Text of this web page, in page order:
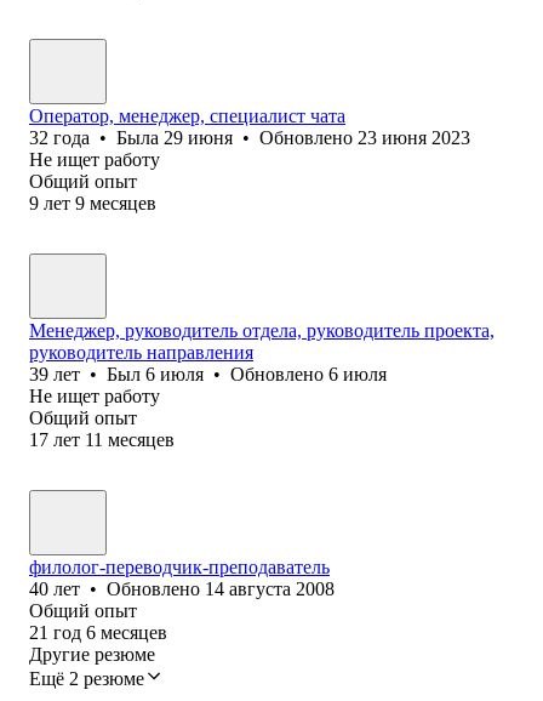
Оператор, менеджер, специалист чата
32 года • Была 29 июня • Обновлено 23 июня 2023
Не ищет работу
Общий опыт
9 лет 9 месяцев
Менеджер, руководитель отдела, руководитель проекта,
руководитель направления
39 лет • Был 6 июля • Обновлено 6 июля
Не ищет работу
Общий опыт
17 лет 11 месяцев
филолог-переводчик-преподаватель
40 лет • Обновлено 14 августа 2008
Общий опыт
21 год 6 месяцев
Другие резюме
Ещё 2 резюме